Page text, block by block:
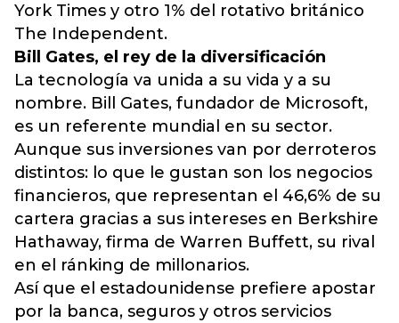
York Times y otro 1% del rotativo británico
The Independent.
Bill Gates, el rey de la diversificación
La tecnología va unida a su vida y a su
nombre. Bill Gates, fundador de Microsoft,
es un referente mundial en su sector.
Aunque sus inversiones van por derroteros
distintos: lo que le gustan son los negocios
financieros, que representan el 46,6% de su
cartera gracias a sus intereses en Berkshire
Hathaway, firma de Warren Buffett, su rival
en el ránking de millonarios.
Así que el estadounidense prefiere apostar
por la banca, seguros y otros servicios